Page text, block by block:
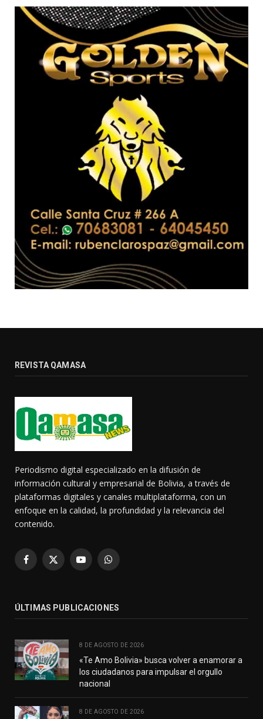
REVISTA QAMASA
Periodismo digital especializado en la difusión de
información cultural y empresarial de Bolivia, a través de
plataformas digitales y canales multiplataforma, con un
enfoque en la calidad, la profundidad y la relevancia del
contenido.
Facebook
X
YouTubeWhatsApp
ÚLTIMAS PUBLICACIONES
8 DE AGOSTO DE 2026
«Te Amo Bolivia» busca volver a enamorar a
los ciudadanos para impulsar el orgullo
nacional
8 DE AGOSTO DE 2026